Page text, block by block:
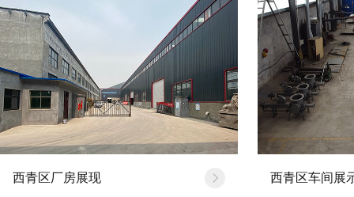
西青区厂房展现 西青区车间展
料封泵有明显的节…